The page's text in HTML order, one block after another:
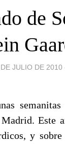
de
JULIO DE 2010
Este
y